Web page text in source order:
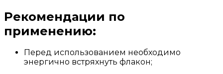
Рекомендации по
применению:
Перед использованием необходимо
энергично встряхнуть флакон;